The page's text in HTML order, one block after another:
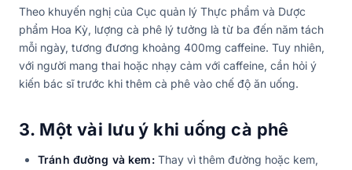
Theo khuyến nghị của Cục quản lý Thực phẩm và Dược
phẩm Hoa Kỳ, lượng cà phê lý tưởng là từ ba đến năm tách
mỗi ngày, tương đương khoảng 400mg caffeine. Tuy nhiên,
với người mang thai hoặc nhạy cảm với caffeine, cần hỏi ý
kiến bác sĩ trước khi thêm cà phê vào chế độ ăn uống.
3. Một vài lưu ý khi uống cà phê
Tránh đường và kem:Thay vì thêm đường hoặc kem,